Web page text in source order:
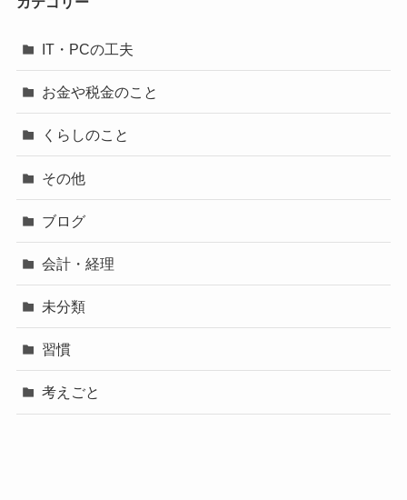
IT・PCの工夫
お金や税金のこと
くらしのこと
その他
ブログ
会計・経理
未分類
習慣
考えごと